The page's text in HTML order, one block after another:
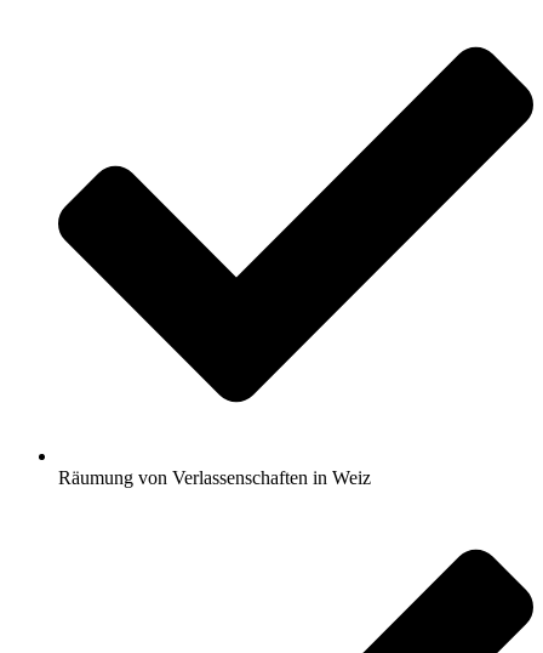
Räumung von Verlassenschaften in Weiz